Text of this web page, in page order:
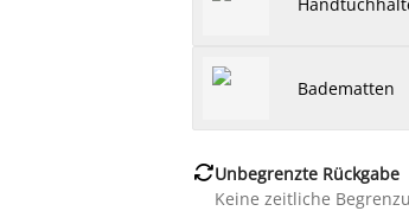
Badematten
Unbegrenzte Rückgabe
Keine zeitliche